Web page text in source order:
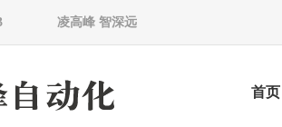
凌高峰 智深远
首页